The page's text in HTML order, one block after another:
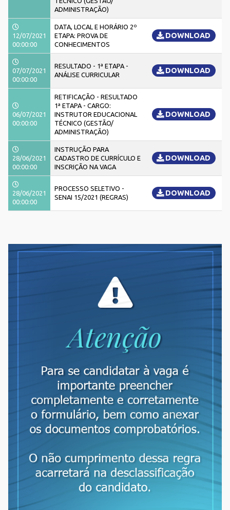
ADMINISTRAÇÃO)
12/07/2021
00:00:00
DATA, LOCAL E HORÁRIO 2º
ETAPA: PROVA DE
CONHECIMENTOS
DOWNLOAD
07/07/2021
00:00:00
RESULTADO - 1ª ETAPA -
ANÁLISE CURRICULAR
DOWNLOAD
06/07/2021
00:00:00
RETIFICAÇÃO - RESULTADO
1ª ETAPA - CARGO:
INSTRUTOR EDUCACIONAL
TÉCNICO (GESTÃO/
ADMINISTRAÇÃO)
DOWNLOAD
28/06/2021
00:00:00
INSTRUÇÃO PARA
CADASTRO DE CURRÍCULO E
INSCRIÇÃO NA VAGA
DOWNLOAD
28/06/2021
00:00:00
PROCESSO SELETIVO -
SENAI 15/2021 (REGRAS)
DOWNLOAD